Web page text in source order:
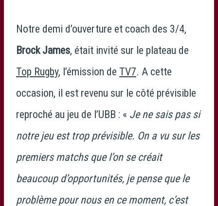
Notre demi d’ouverture et coach des 3/4,
Brock James, était invité sur le plateau de
Top Rugby, l’émission de TV7. A cette
occasion, il est revenu sur le côté prévisible
reproché au jeu de l’UBB : « Je ne sais pas si
notre jeu est trop prévisible. On a vu sur les
premiers matchs que l’on se créait
beaucoup d’opportunités, je pense que le
problème pour nous en ce moment, c’est